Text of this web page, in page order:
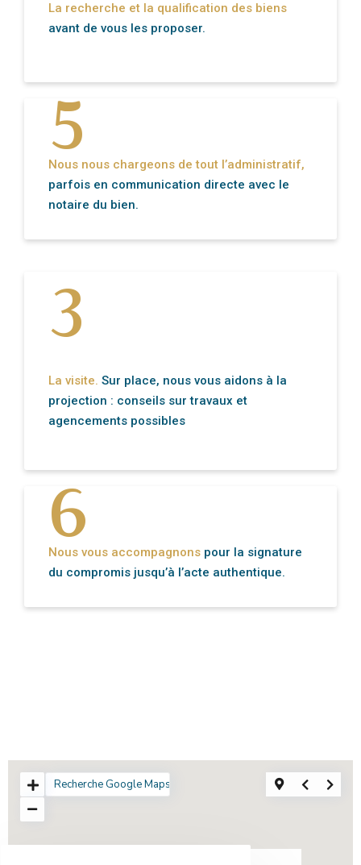
La recherche et la qualification des biens
avant de vous les proposer.
5
Nous nous chargeons de tout l’administratif,
parfois en communication directe avec le
notaire du bien.
3
La visite. Sur place, nous vous aidons à la
projection : conseils sur travaux et
agencements possibles
6
Nous vous accompagnons pour la signature
du compromis jusqu’à l’acte authentique.